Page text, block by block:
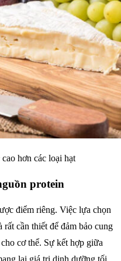
hơn các loại hạt
protein
điểm riêng. Việc lựa chọn
cần thiết để đảm bảo cung
cơ thể. Sự kết hợp giữa
lại giá trị dinh dưỡng tối